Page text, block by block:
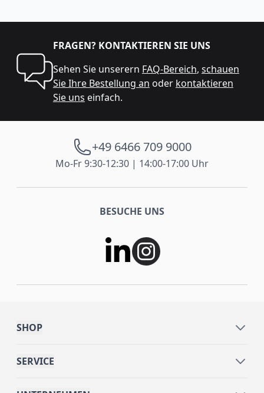
FRAGEN? KONTAKTIEREN SIE UNS
Sehen Sie unserern FAQ-Bereich, schauen
Sie Ihre Bestellung an oder kontaktieren
Sie uns einfach.
+49 6466 709 9000
Mo-Fr 9:30-12:30 | 14:00-17:00 Uhr
BESUCHE UNS
SHOP
SERVICE